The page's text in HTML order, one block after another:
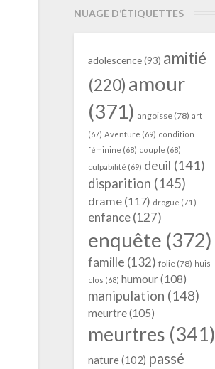
NUAGE D’ÉTIQUETTES
adolescence(93) amitié
(220) amour
(371) angoisse(78) art
(67) Aventure (69) condition
féminine (68) couple (68)
culpabilité (69) deuil (141)
disparition (145)
drame(117) drogue (71)
enfance(127)
enquête (372)
famille (132) folie(78) huis-
clos (68) humour(108)
manipulation (148)
meurtre(105)
meurtres (341)
nature(102) passé